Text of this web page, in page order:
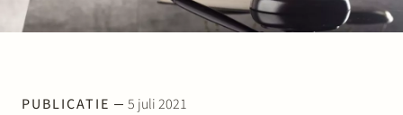
PUBLICATIE
5 juli 2021